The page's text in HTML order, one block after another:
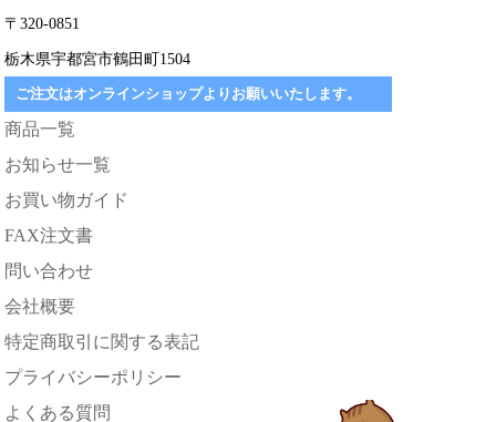
〒320-0851
栃木県宇都宮市鶴田町1504
ご注文はオンラインショップよりお願いいたします。
商品一覧
お知らせ一覧
お買い物ガイド
FAX注文書
問い合わせ
会社概要
特定商取引に関する表記
プライバシーポリシー
よくある質問